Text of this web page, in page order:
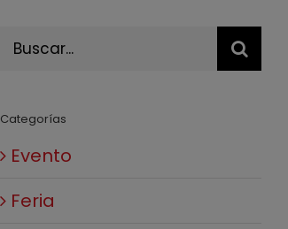
Buscar:
Categorías
Evento
Feria